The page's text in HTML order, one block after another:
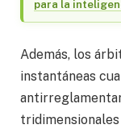
para la
Además, los
instantáneas